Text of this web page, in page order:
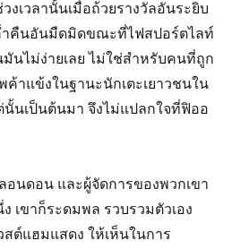
งเวลานั้นเมื่อถ้วยรางวัลอันระยิบ
คืนอันมืดมิดขณะที่ไฟสปอร์ตไลท์
นไม่ง่ายเลย ไม่ใช่สำหรับคนที่ถูก
าแข้งในฐานะนักเตะเยาวชนใน
นเป็นต้นมา จึงไม่แปลกใจที่ฟิออ
นดอน และผู้จัดการของพวกเขา
เขาก็ระดมพล รวบรวมตัวเอง
สต์แฮมแสดง ให้เห็นในการ